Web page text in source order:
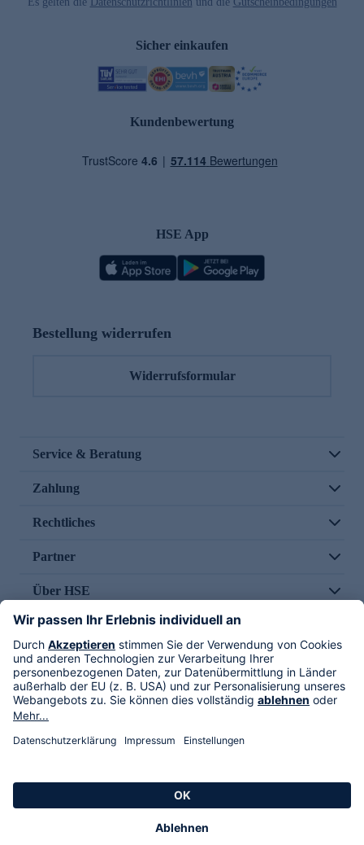
Sicher einkaufen
Kundenbewertung
HSE App
Bestellung widerrufen
Widerrufsformular
Service & Beratung
Zahlung
Rechtliches
Partner
Über HSE
Im TV
HSE International